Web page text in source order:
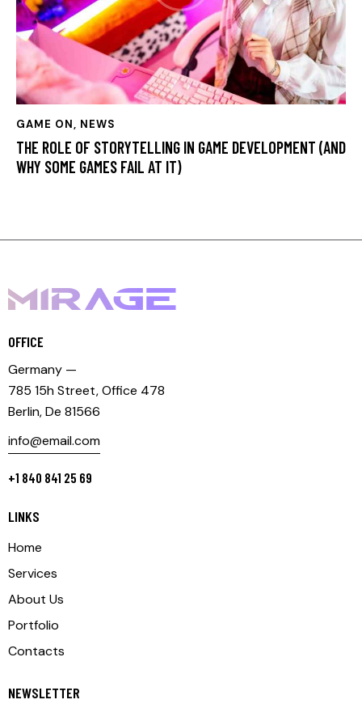
GAME ON, NEWS
THE ROLE OF STORYTELLING IN GAME DEVELOPMENT (AND
WHY SOME GAMES FAIL AT IT)
OFFICE
Germany —
785 15h Street, Office 478
Berlin, De 81566
info@email.com
+1 840 841 25 69
LINKS
Home
Services
About Us
Portfolio
Contacts
NEWSLETTER